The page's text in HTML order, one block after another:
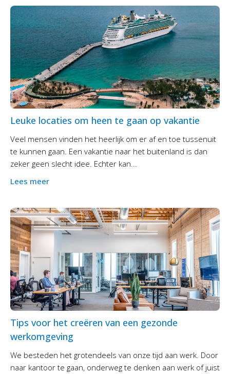
Leuke locaties om heen te gaan op vakantie
Veel mensen vinden het heerlijk om er af en toe tussenuit
te kunnen gaan. Een vakantie naar het buitenland is dan
zeker geen slecht idee. Echter kan...
Lees meer
Tips voor het creëren van een gezonde
werkomgeving
We besteden het grotendeels van onze tijd aan werk. Door
naar kantoor te gaan, onderweg te denken aan werk of juist